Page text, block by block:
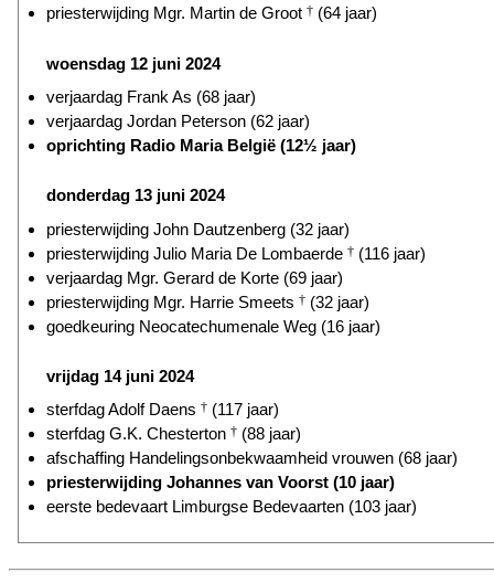
priesterwijding Mgr. Martin de Groot † (64 jaar)
woensdag 12 juni 2024
verjaardag Frank As (68 jaar)
verjaardag Jordan Peterson (62 jaar)
oprichting Radio Maria België (12½ jaar)
donderdag 13 juni 2024
priesterwijding John Dautzenberg (32 jaar)
priesterwijding Julio Maria De Lombaerde † (116 jaar)
verjaardag Mgr. Gerard de Korte (69 jaar)
priesterwijding Mgr. Harrie Smeets † (32 jaar)
goedkeuring Neocatechumenale Weg (16 jaar)
vrijdag 14 juni 2024
sterfdag Adolf Daens † (117 jaar)
sterfdag G.K. Chesterton † (88 jaar)
afschaffing Handelingsonbekwaamheid vrouwen (68 jaar)
priesterwijding Johannes van Voorst (10 jaar)
eerste bedevaart Limburgse Bedevaarten (103 jaar)